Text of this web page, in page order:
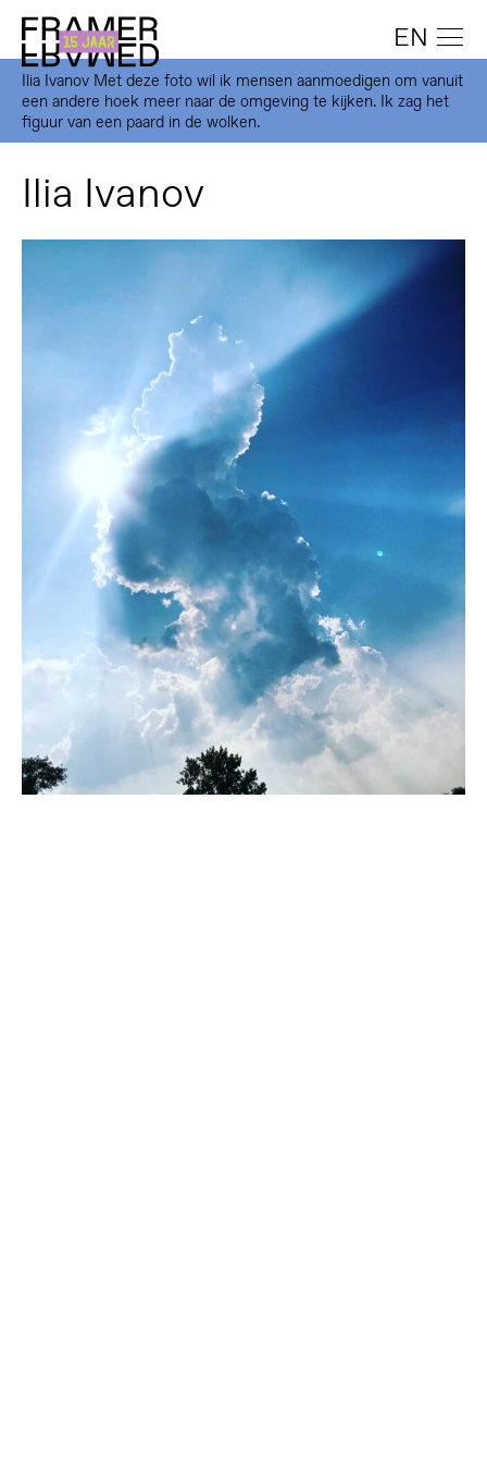
EN
Ilia Ivanov Met deze foto wil ik mensen aanmoedigen om vanuit
een andere hoek meer naar de omgeving te kijken. Ik zag het
figuur van een paard in de wolken.
Ilia Ivanov